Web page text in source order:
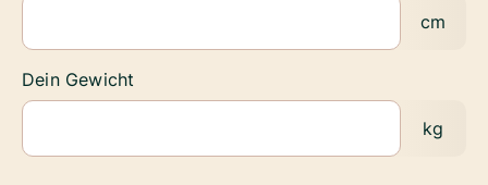
cm
Dein Gewicht
kg